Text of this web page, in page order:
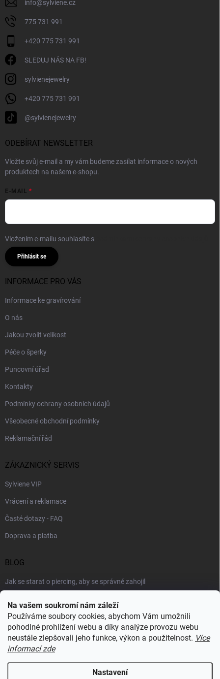
Na vašem soukromí nám záleží
Používáme soubory cookies, abychom Vám umožnili
pohodlné prohlížení webu a díky analýze provozu webu
neustále zlepšovali jeho funkce, výkon a použitelnost. Více
informací zde
Nastavení
info@sylviene.cz
775 731 991
+420 775 731 991
SLEDUJ NÁS NA FB!
sylvienejewelry
+420 775 731 991
@sylvienejewelry
ODEBÍRAT NEWSLETTER
Vložte svůj e-mail a my vám budeme zasílat informace o nových
produktech na našem e-shopu.
E-MAIL
Vložením e-mailu souhlasíte s
Přihlásit se
INFORMACE PRO VÁS
Informace ke gravírování
O nás
Jakou zvolit velikost
Péče o šperky
Puncovní úřad
Kontakty
Podmínky ochrany osobních údajů
Všeobecné obchodní podmínky
Reklamační řád
ZÁKAZNICKÝ SERVIS
Sylviene VIP
Vrácení a reklamace
Časté dotazy - FAQ
Doprava a platba
BLOG
Jak se starat o piercing, aby se správně zahojil
Šperky a voda: co šperkům vadí nejvíc a proč